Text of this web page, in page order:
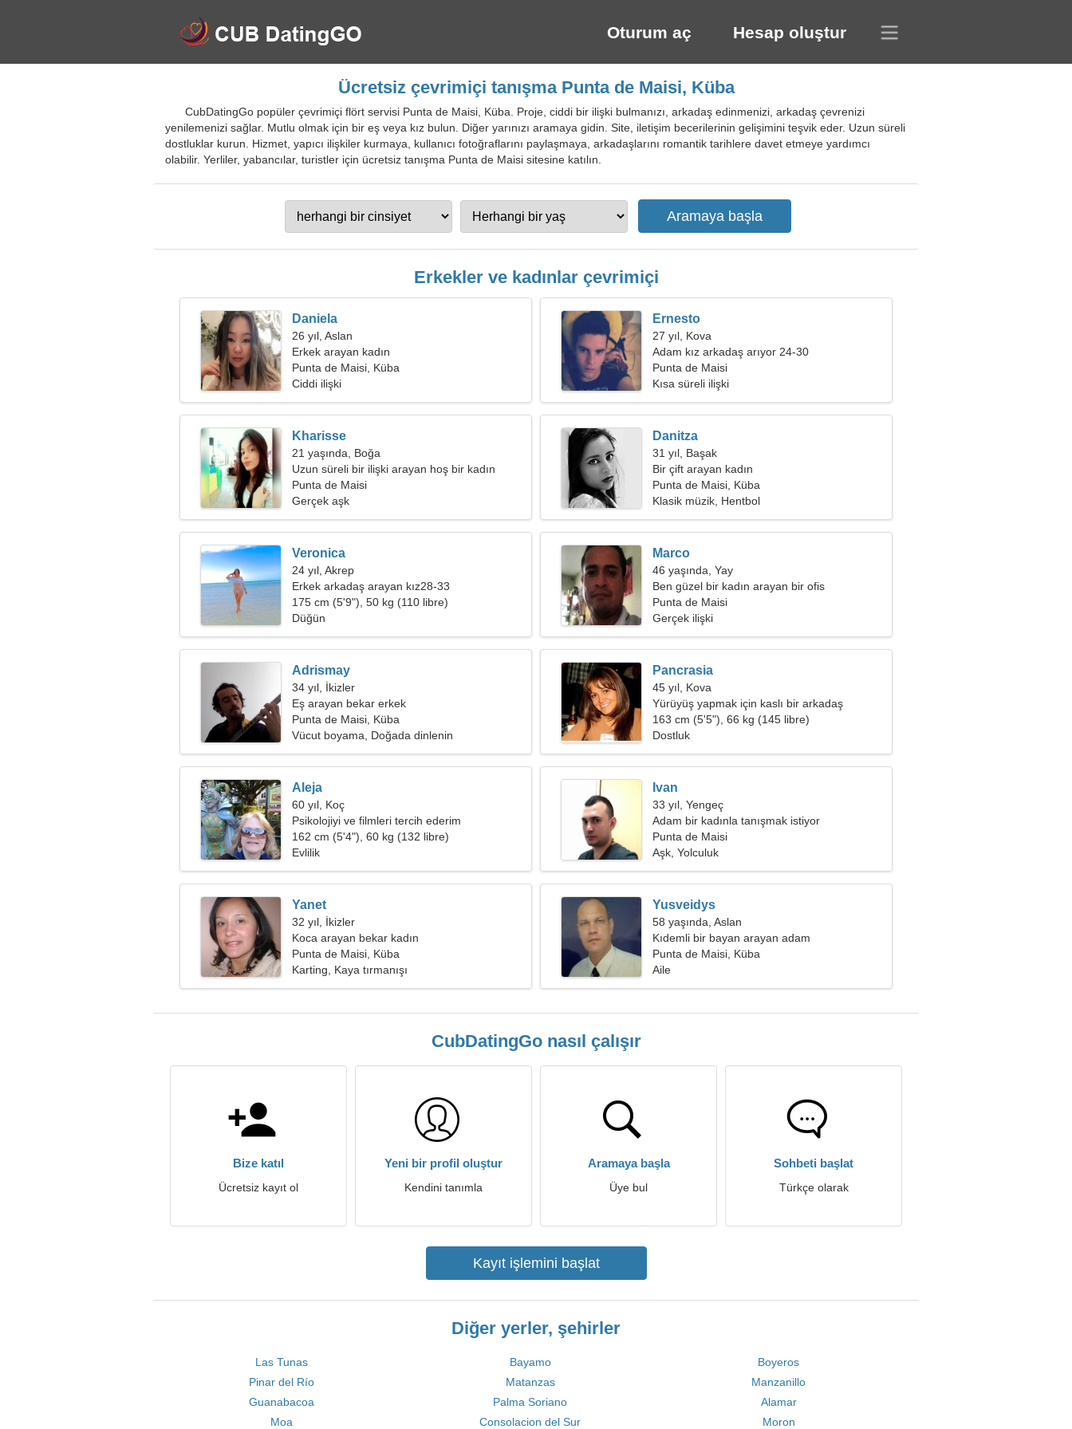
Oturum aç Hesap oluştur
Ücretsiz çevrimiçi tanışma Punta de Maisi, Küba
CubDatingGo popüler çevrimiçi flört servisi Punta de Maisi, Küba. Proje, ciddi bir ilişki bulmanızı, arkadaş edinmenizi, arkadaş çevrenizi
yenilemenizi sağlar. Mutlu olmak için bir eş veya kız bulun. Diğer yarınızı aramaya gidin. Site, iletişim becerilerinin gelişimini teşvik eder. Uzun süreli
dostluklar kurun. Hizmet, yapıcı ilişkiler kurmaya, kullanıcı fotoğraflarını paylaşmaya, arkadaşlarını romantik tarihlere davet etmeye yardımcı
olabilir. Yerliler, yabancılar, turistler için ücretsiz tanışma Punta de Maisi sitesine katılın.
Erkekler ve kadınlar çevrimiçi
Daniela
26 yıl, Aslan
Erkek arayan kadın
Punta de Maisi, Küba
Ciddi ilişki
Ernesto
27 yıl, Kova
Adam kız arkadaş arıyor 24-30
Punta de Maisi
Kısa süreli ilişki
Kharisse
21 yaşında, Boğa
Uzun süreli bir ilişki arayan hoş bir kadın
Punta de Maisi
Gerçek aşk
Danitza
31 yıl, Başak
Bir çift arayan kadın
Punta de Maisi, Küba
Klasik müzik, Hentbol
Veronica
24 yıl, Akrep
Erkek arkadaş arayan kız28-33
175 cm (5'9"), 50 kg (110 libre)
Düğün
Marco
46 yaşında, Yay
Ben güzel bir kadın arayan bir ofis
yöneticisiyim
Punta de Maisi
Gerçek ilişki
Adrismay
34 yıl, İkizler
Eş arayan bekar erkek
Punta de Maisi, Küba
Vücut boyama, Doğada dinlenin
Pancrasia
45 yıl, Kova
Yürüyüş yapmak için kaslı bir arkadaş
arıyorum
163 cm (5'5"), 66 kg (145 libre)
Dostluk
Aleja
60 yıl, Koç
Psikolojiyi ve filmleri tercih ederim
162 cm (5'4"), 60 kg (132 libre)
Evlilik
Ivan
33 yıl, Yengeç
Adam bir kadınla tanışmak istiyor
Punta de Maisi
Aşk, Yolculuk
Yanet
32 yıl, İkizler
Koca arayan bekar kadın
Punta de Maisi, Küba
Karting, Kaya tırmanışı
Yusveidys
58 yaşında, Aslan
Kıdemli bir bayan arayan adam
Punta de Maisi, Küba
Aile
CubDatingGo nasıl çalışır
Bize katıl
Ücretsiz kayıt ol
Yeni bir profil oluştur
Kendini tanımla
Aramaya başla
Üye bul
Sohbeti başlat
Türkçe olarak
Kayıt işlemini başlat
Diğer yerler, şehirler
Las Tunas Bayamo
Boyeros
Pinar del Río
Matanzas
Manzanillo
Guanabacoa
Palma Soriano
Alamar
Moa
Consolacion del Sur Moron